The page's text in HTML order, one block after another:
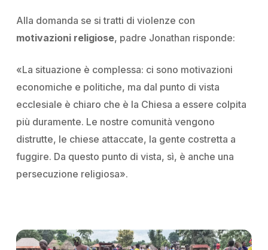
Alla domanda se si tratti di violenze con
motivazioni religiose, padre Jonathan risponde:
«La situazione è complessa: ci sono motivazioni
economiche e politiche, ma dal punto di vista
ecclesiale è chiaro che è la Chiesa a essere colpita
più duramente. Le nostre comunità vengono
distrutte, le chiese attaccate, la gente costretta a
fuggire. Da questo punto di vista, sì, è anche una
persecuzione religiosa».